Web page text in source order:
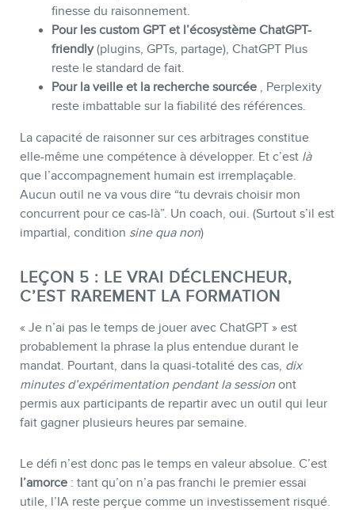
finesse du raisonnement.
Pour les custom GPT et l’écosystème ChatGPT-
friendly(plugins, GPTs, partage), ChatGPT Plus
reste le standard de fait.
Pour la veille et la recherche sourcée , Perplexity
reste imbattable sur la fiabilité des références.
La capacité de raisonner sur ces arbitrages constitue
elle-même une compétence à développer. Et c’est là
que l’accompagnement humain est irremplaçable.
Aucun outil ne va vous dire “tu devrais choisir mon
concurrent pour ce cas-là”. Un coach, oui. (Surtout s’il est
impartial, condition sine qua non)
LEÇON 5 : LE VRAI DÉCLENCHEUR,
C’EST RAREMENT LA FORMATION
« Je n’ai pas le temps de jouer avec ChatGPT » est
probablement la phrase la plus entendue durant le
mandat. Pourtant, dans la quasi-totalité des cas, dix
minutes d’expérimentation pendant la session ont
permis aux participants de repartir avec un outil qui leur
fait gagner plusieurs heures par semaine.
Le défi n’est donc pas le temps en valeur absolue. C’est
l’amorce : tant qu’on n’a pas franchi le premier essai
utile, l’IA reste perçue comme un investissement risqué.